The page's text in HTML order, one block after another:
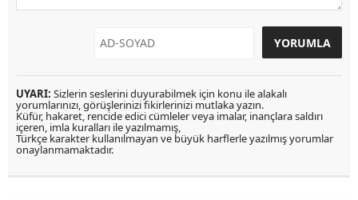
UYARI: Sizlerin seslerini duyurabilmek için konu ile alakalı
yorumlarınızı, görüşlerinizi fikirlerinizi mutlaka yazın.
Küfür, hakaret, rencide edici cümleler veya imalar, inançlara saldırı
içeren, imla kuralları ile yazılmamış,
Türkçe karakter kullanılmayan ve büyük harflerle yazılmış yorumlar
onaylanmamaktadır.